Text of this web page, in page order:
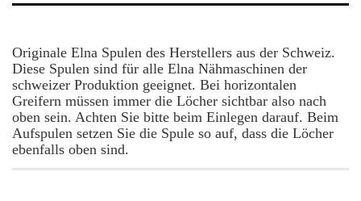
Originale Elna Spulen des Herstellers aus der Schweiz.
Diese Spulen sind für alle Elna Nähmaschinen der
schweizer Produktion geeignet. Bei horizontalen
Greifern müssen immer die Löcher sichtbar also nach
oben sein. Achten Sie bitte beim Einlegen darauf. Beim
Aufspulen setzen Sie die Spule so auf, dass die Löcher
ebenfalls oben sind.